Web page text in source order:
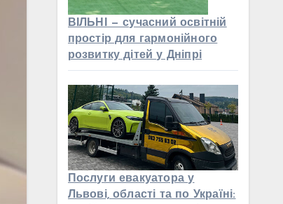
ВІЛЬНІ — сучасний освітній
простір для гармонійного
розвитку дітей у Дніпрі
Послуги евакуатора у
Львові, області та по Україні: